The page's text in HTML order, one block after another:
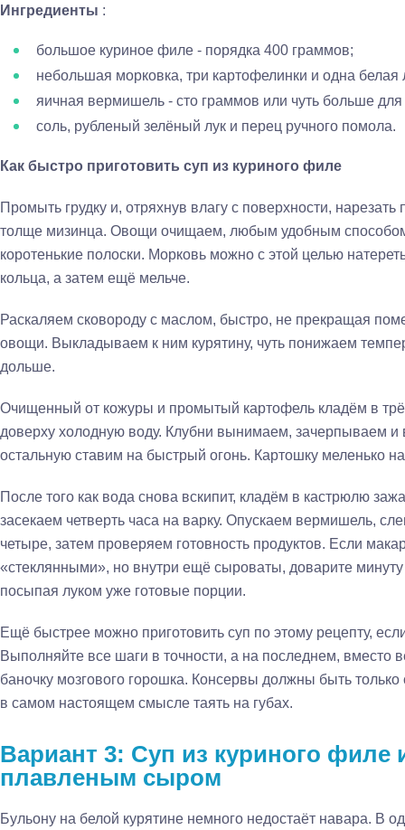
Ингредиенты :
большое куриное филе - порядка 400 граммов;
небольшая морковка, три картофелинки и одна белая
яичная вермишель - сто граммов или чуть больше для
соль, рубленый зелёный лук и перец ручного помола.
Как быстро приготовить суп из куриного филе
Промыть грудку и, отряхнув влагу с поверхности,
толще мизинца. Овощи очищаем, любым удобным способом
коротенькие полоски. Морковь можно с этой целью
кольца, а затем ещё мельче.
Раскаляем сковороду с маслом, быстро, не прекращая
овощи. Выкладываем к ним курятину, чуть понижаем
дольше.
Очищенный от кожуры и промытый картофель кладём в
доверху холодную воду. Клубни вынимаем, зачерпываем
остальную ставим на быстрый огонь. Картошку меленько
После того как вода снова вскипит, кладём в кастрюлю
засекаем четверть часа на варку. Опускаем вермишель,
четыре, затем проверяем готовность продуктов. Если
«стеклянными», но внутри ещё сыроваты, доварите
посыпая луком уже готовые порции.
Ещё быстрее можно приготовить суп по этому рецепту,
Выполняйте все шаги в точности, а на последнем, вместо
баночку мозгового горошка. Консервы должны быть
в самом настоящем смысле таять на губах.
Вариант 3: Суп из куриного филе
плавленым сыром
Бульону на белой курятине немного недостаёт навара. В